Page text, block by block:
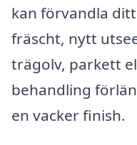
kan förvandla
fräscht, nytt
trägolv, parkett
behandling
en vacker finish.